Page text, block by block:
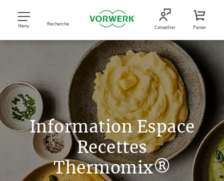
Menu Recherche Conseiller Panier
Information Espace
Recettes
Thermomix®